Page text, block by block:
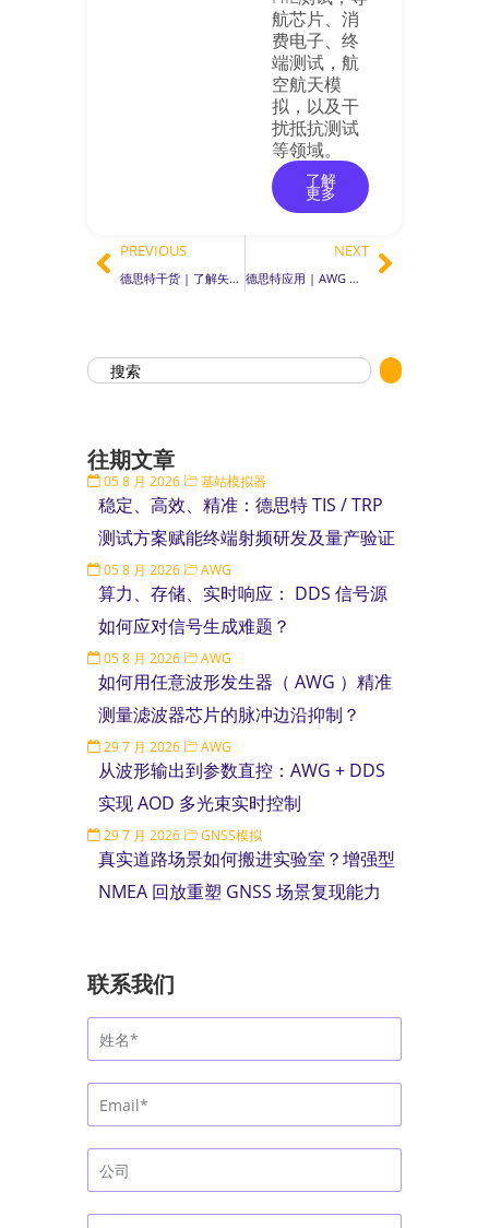
航芯片、消
费电子、终
端测试，航
空航天模
拟，以及干
扰抵抗测试
等领域。
了解
更多
PREVIOUS
德思特干货 | 了解矢量网络分析仪（ VNA ）：射频测试的核心设备
NEXT
德思特应用 | AWG 精准掌控光爆：解锁高频捷变微波的终极密钥
往期文章
05 8 月 2026 基站模拟器
稳定、高效、精准：德思特 TIS / TRP
测试方案赋能终端射频研发及量产验证
05 8 月 2026 AWG
算力、存储、实时响应： DDS 信号源
如何应对信号生成难题？
05 8 月 2026 AWG
如何用任意波形发生器（ AWG ）精准
测量滤波器芯片的脉冲边沿抑制？
29 7 月 2026 AWG
从波形输出到参数直控：AWG + DDS
实现 AOD 多光束实时控制
29 7 月 2026 GNSS模拟
真实道路场景如何搬进实验室？增强型
NMEA 回放重塑 GNSS 场景复现能力
联系我们